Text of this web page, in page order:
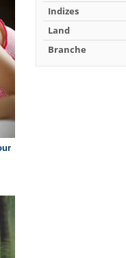
Indizes
Land
Branche